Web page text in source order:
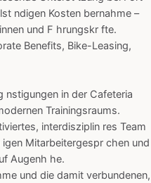
ndigen Kosten bernahme –
und F hrungskr fte.
Benefits, Bike-Leasing,
in der Cafeteria
Trainingsraums.
interdisziplin res Team
Mitarbeitergespr chen und
Augenh he.
und die damit verbundenen,